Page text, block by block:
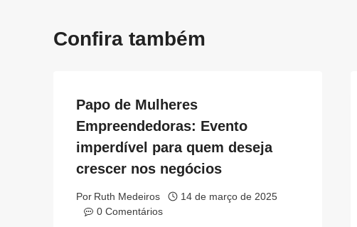
Confira também
Papo de Mulheres
Empreendedoras: Evento
imperdível para quem deseja
crescer nos negócios
Por Ruth Medeiros
14 de março de 2025
0 Comentários